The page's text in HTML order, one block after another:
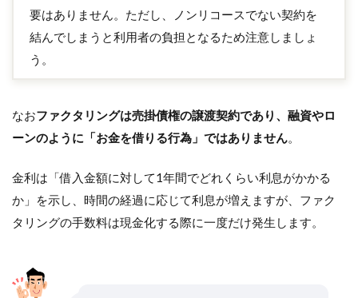
要はありません。ただし、ノンリコースでない契約を
結んでしまうと利用者の負担となるため注意しましょ
う。
なおファクタリングは売掛債権の譲渡契約であり、融資やロ
ーンのように「お金を借りる行為」ではありません
金利は「借入金額に対して1年間でどれくらい利息がかかる
か」を示し、時間の経過に応じて利息が増えますが、ファク
タリングの手数料は現金化する際に一度だけ発生します。